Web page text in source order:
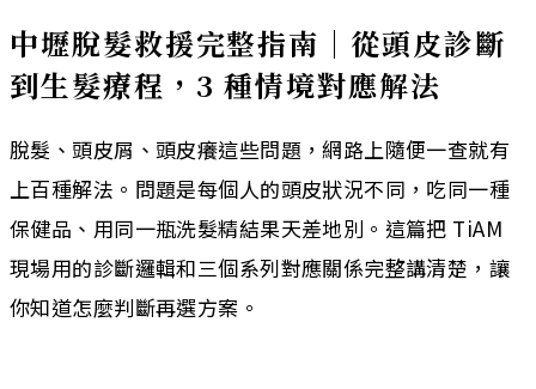
中壢脫髮救援完整指南｜從頭皮診斷
到生髮療程，3 種情境對應解法
脫髮、頭皮屑、頭皮癢這些問題，網路上隨便一查就有
上百種解法。問題是每個人的頭皮狀況不同，吃同一種
保健品、用同一瓶洗髮精結果天差地別。這篇把 TiAM
現場用的診斷邏輯和三個系列對應關係完整講清楚，讓
你知道怎麼判斷再選方案。